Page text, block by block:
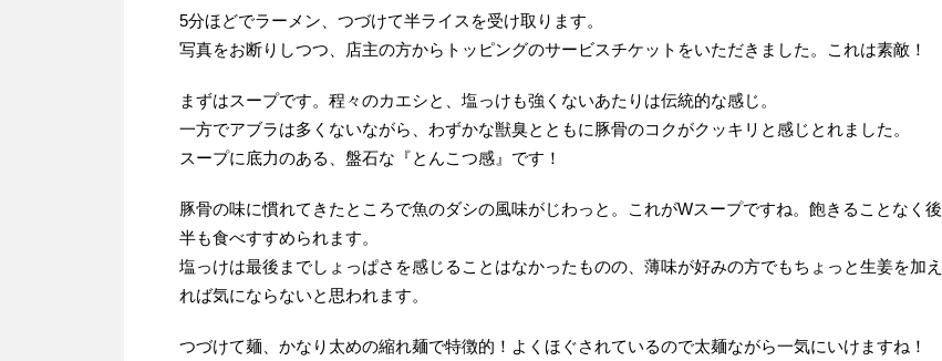
5分ほどでラーメン、つづけて半ライスを受け取ります。
写真をお断りしつつ、店主の方からトッピングのサービスチケットをいただきました。これは素敵！
まずはスープです。程々のカエシと、塩っけも強くないあたりは伝統的な感じ。
一方でアブラは多くないながら、わずかな獣臭とともに豚骨のコクがクッキリと感じとれました。
スープに底力のある、盤石な『とんこつ感』です！
豚骨の味に慣れてきたところで魚のダシの風味がじわっと。これがWスープですね。飽きることなく後
半も食べすすめられます。
塩っけは最後までしょっぱさを感じることはなかったものの、薄味が好みの方でもちょっと生姜を加え
れば気にならないと思われます。
つづけて麺、かなり太めの縮れ麺で特徴的！よくほぐされているので太麺ながら一気にいけますね！